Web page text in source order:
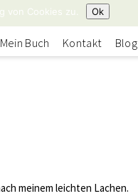
Mein Buch Kontakt Blog
meinem leichten Lachen.
von Cookies zu. Ok